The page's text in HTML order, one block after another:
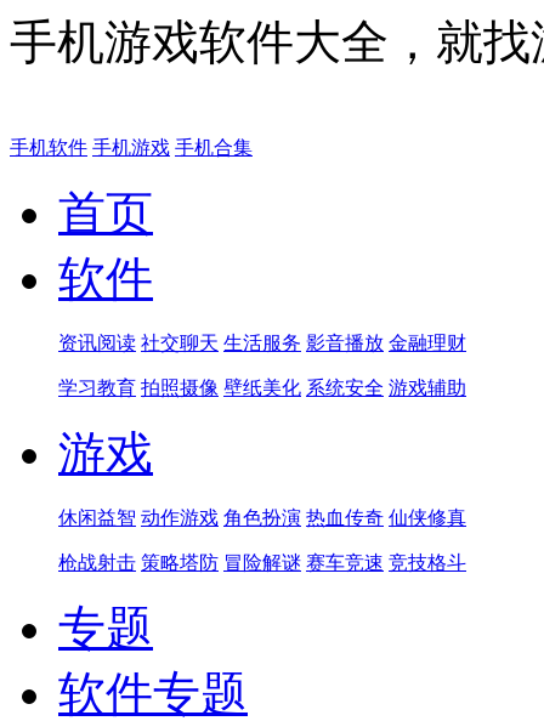
手机游戏软件大全，就
手机软件 手机游戏 手机合集
首页
软件
资讯阅读 社交聊天 生活服务 影音播放 金融理财
学习教育 拍照摄像 壁纸美化 系统安全 游戏辅助
游戏
休闲益智 动作游戏 角色扮演 热血传奇 仙侠修真
枪战射击 策略塔防 冒险解谜 赛车竞速 竞技格斗
专题
软件专题